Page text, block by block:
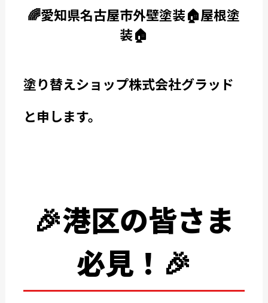
🌈愛知県名古屋市外壁塗装🏠屋根塗
装🏠
塗り替えショップ株式会社グラッド
と申します。
🎉港区の皆さま
必見！ 🎉